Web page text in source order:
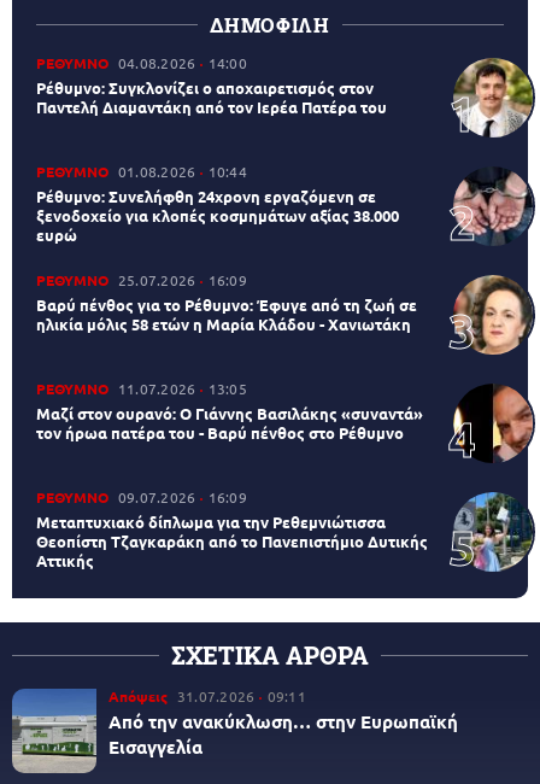
ΔΗΜΟΦΙΛΗ
ΡΕΘΥΜΝΟ 04.08.2026 14:00
Ρέθυμνο: Συγκλονίζει ο αποχαιρετισμός στον
Παντελή Διαμαντάκη από τον Ιερέα Πατέρα του
ΡΕΘΥΜΝΟ 01.08.2026 10:44
Ρέθυμνο: Συνελήφθη 24χρονη εργαζόμενη σε
ξενοδοχείο για κλοπές κοσμημάτων αξίας 38.000
ευρώ
ΡΕΘΥΜΝΟ 25.07.2026 16:09
Βαρύ πένθος για το Ρέθυμνο: Έφυγε από τη ζωή σε
ηλικία μόλις 58 ετών η Μαρία Κλάδου - Χανιωτάκη
ΡΕΘΥΜΝΟ 11.07.2026 13:05
Μαζί στον ουρανό: Ο Γιάννης Βασιλάκης «συναντά»
τον ήρωα πατέρα του - Βαρύ πένθος στο Ρέθυμνο
ΡΕΘΥΜΝΟ 09.07.2026 16:09
Μεταπτυχιακό δίπλωμα για την Ρεθεμνιώτισσα
Θεοπίστη Τζαγκαράκη από το Πανεπιστήμιο Δυτικής
Αττικής
ΣΧΕΤΙΚΑ ΑΡΘΡΑ
Απόψεις 31.07.2026 09:11
Από την ανακύκλωση… στην Ευρωπαϊκή
Εισαγγελία